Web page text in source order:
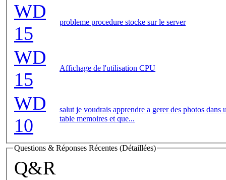
WD
15
probleme procedure stocke sur le server
WD
15
Affichage de l'utilisation CPU
WD
10
salut je voudrais apprendre a gerer des photos dans
table memoires et que...
Questions & Réponses Récentes (Détaillées)
Q&R